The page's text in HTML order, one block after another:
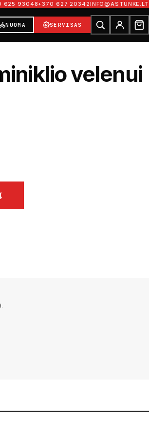
625 93048+370 627 20342INFO@ASTUNKE.LT
NUOMA SERVISAS
velenui